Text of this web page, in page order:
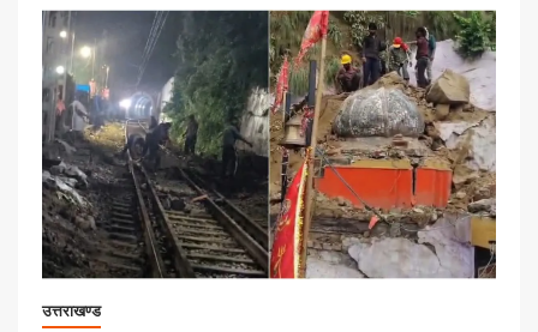
उत्तराखण्ड